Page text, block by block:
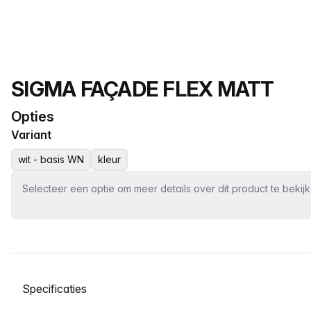
Productnaam
SIGMA FAÇADE FLEX MATT
Opties
Variant
wit - basis WN kleur
Selecteer een optie om meer details over dit product te
Selecteer een tabblad